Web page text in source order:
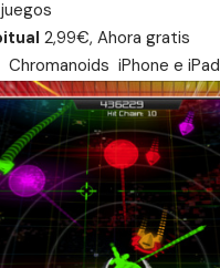
juegos
2,99€, Ahora gratis
Chromanoids iPhone e iPad